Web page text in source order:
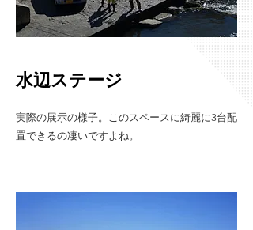
水辺ステージ
実際の展示の様子。このスペースに綺麗に3台配
置できるの凄いですよね。